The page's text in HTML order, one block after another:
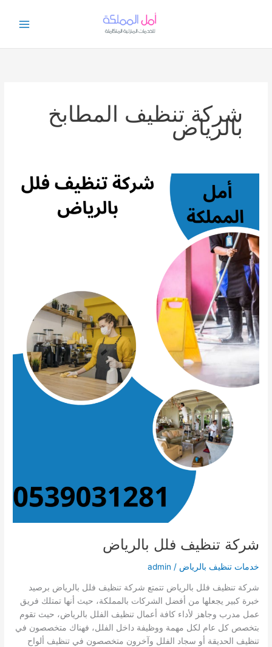
شركة تنظيف المطابخ
بالرياض
شركة تنظيف فلل بالرياض
خدمات تنظيف بالرياض /
admin
شركة تنظيف فلل بالرياض تتمتع شركة تنظيف فلل بالرياض برصيد
خبرة كبير يجعلها من أفضل الشركات بالمملكة، حيث أنها تمتلك فريق
عمل مدرب وجاهز لأداء كافة أعمال تنظيف الفلل بالرياض، حيث تقوم
بتخصص كل عام لكل مهمة ووظيفة داخل الفلل، فهناك متخصصون في
تنظيف الحديقة أو سجاد الفلل وآخرون متخصصون في تنظيف ألواح